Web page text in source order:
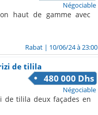
Négociable
haut de gamme avec
Rabat| 10/06/24 à 23:00
de tilila
480 000 Dhs
Négociable
de tilila deux façades en